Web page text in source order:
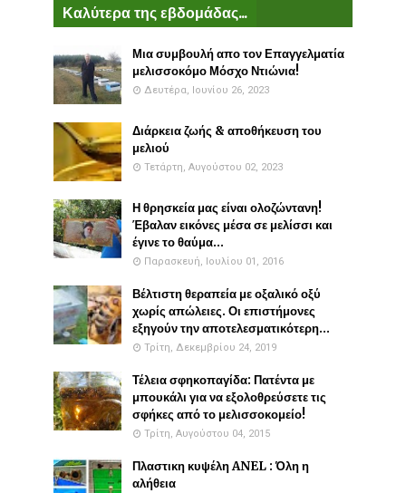
Καλύτερα της εβδομάδας...
Μια συμβουλή απο τον Επαγγελματία
μελισσοκόμο Μόσχο Ντιώνια!
Δευτέρα, Ιουνίου 26, 2023
Διάρκεια ζωής & αποθήκευση του
μελιού
Τετάρτη, Αυγούστου 02, 2023
Η θρησκεία μας είναι ολοζώντανη!
Έβαλαν εικόνες μέσα σε μελίσσι και
έγινε το θαύμα...
Παρασκευή, Ιουλίου 01, 2016
Βέλτιστη θεραπεία με οξαλικό οξύ
χωρίς απώλειες. Οι επιστήμονες
εξηγούν την αποτελεσματικότερη...
Τρίτη, Δεκεμβρίου 24, 2019
Τέλεια σφηκοπαγίδα: Πατέντα με
μπουκάλι για να εξολοθρεύσετε τις
σφήκες από το μελισσοκομείο!
Τρίτη, Αυγούστου 04, 2015
Πλαστικη κυψέλη ANEL : Όλη η
αλήθεια